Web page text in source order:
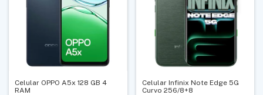
Celular OPPO A5x 128 GB 4
RAM
Celular Infinix Note Edge 5G
Curvo 256/8+8